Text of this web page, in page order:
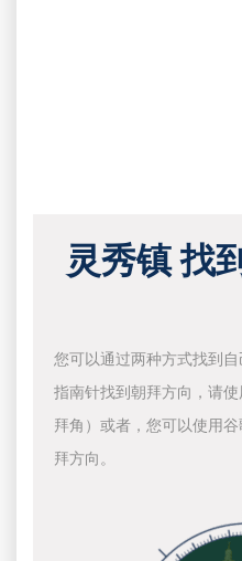
灵秀镇 找
您可以通过两种方式找到
指南针找到朝拜方向，请
拜角）或者，您可以使用
拜方向。